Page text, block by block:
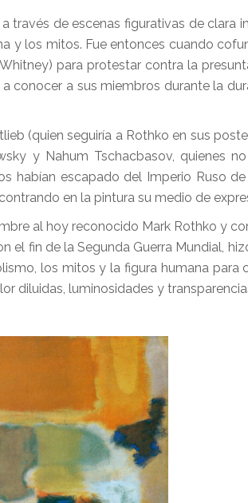
de escenas figurativas de clara
y los mitos. Fue entonces cuando
para protestar contra la
conocer a sus miembros durante la
(quien seguiría a Rothko en sus
y Nahum Tschacbasov, quienes
habían escapado del Imperio Ruso
en la pintura su medio de
al hoy reconocido Mark Rothko y
el fin de la Segunda Guerra Mundial,
los mitos y la figura humana para
diluidas, luminosidades y